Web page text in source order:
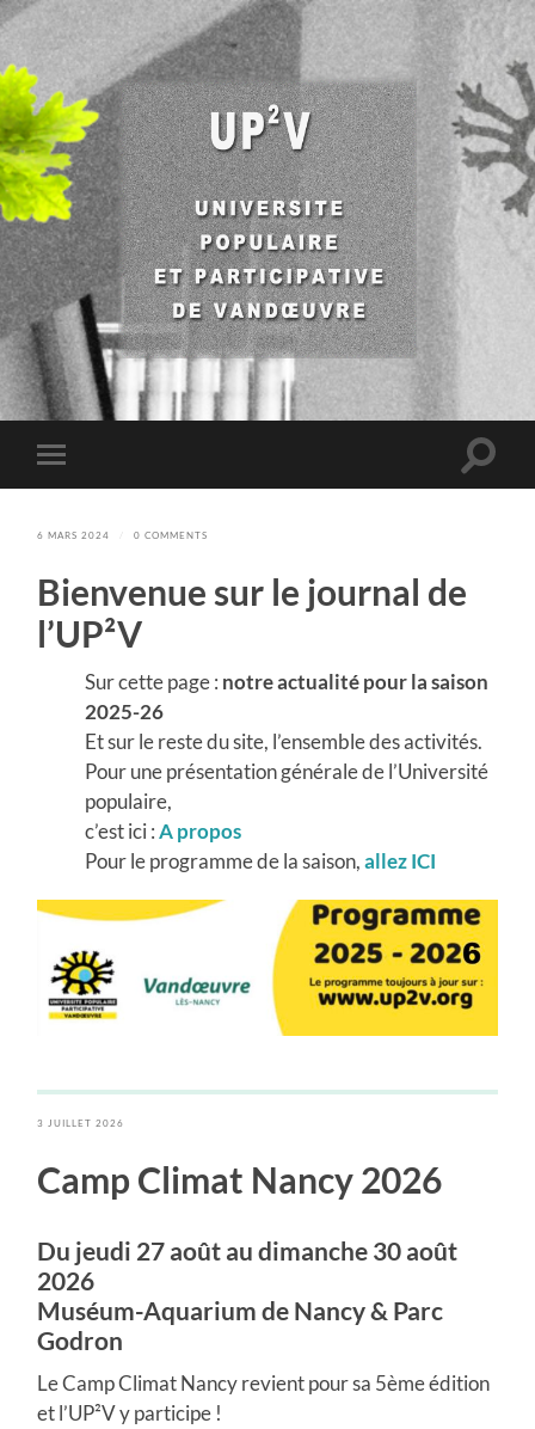
UP2V
Toggle
mobile
Toggle
6 MARS 2024 0 COMMENTS
Bienvenue sur le journal de
l’UP²V
Sur cette page : notre actualité pour la saison
2025-26
Et sur le reste du site, l’ensemble des activités.
Pour une présentation générale de l’Université
populaire,
c’est ici :A propos
Pour le programme de la saison,allezICI
3 JUILLET 2026
Camp Climat Nancy 2026
Du jeudi 27 août au dimanche 30 août
2026
Muséum-Aquarium de Nancy & Parc
Godron
Le Camp Climat Nancy revient pour sa 5ème édition
et l’UP²V y participe !